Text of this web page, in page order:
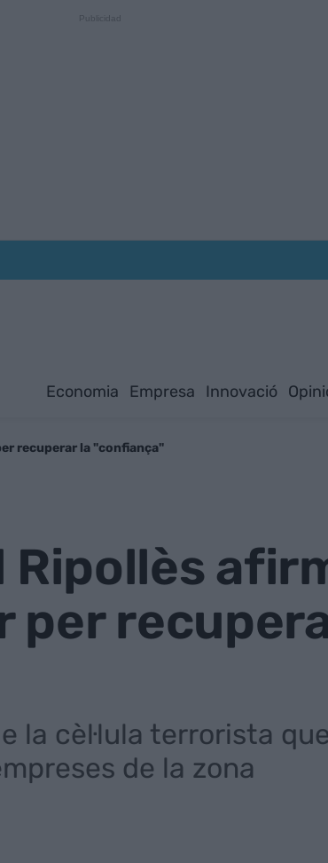
Economia Empresa Innovació
recuperar la "confiança"
Ripollès
per
la cèl·lula terrorista
de la zona